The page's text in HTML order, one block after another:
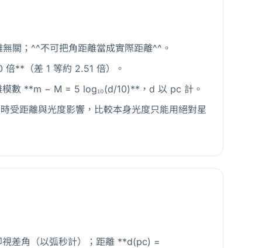
關；^^不可把角距離當成實際距離^^。
**（差 1 等約 2.51 倍）。
數 **m − M = 5 log₁₀(d/10)**，d 以 pc 計。
受距離與光度影響，比較本身光度只能用絕對星
差角（以弧秒計）；距離 **d(pc) =